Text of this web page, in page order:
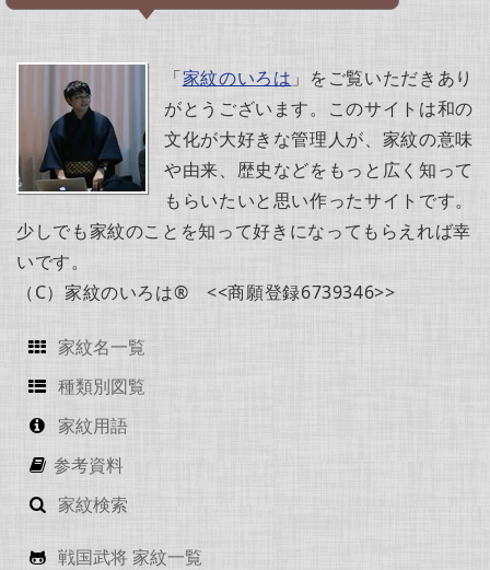
「家紋のいろは 」をご覧いただきあり
がとうございます。このサイトは和の
文化が大好きな管理人が、家紋の意味
や由来、歴史などをもっと広く知って
もらいたいと思い作ったサイトです。
少しでも家紋のことを知って好きになってもらえれば幸
いです。
（C）家紋のいろは® <<商願登録6739346>>
家紋名一覧
種類別図覧
家紋用語
参考資料
家紋検索
戦国武将 家紋一覧